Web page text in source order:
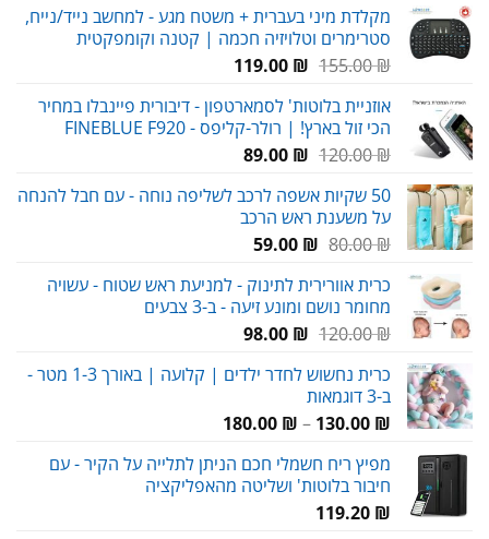
מקלדת מיני בעברית + משטח מגע - למחשב נייד/נייח,
סטרימרים וטלויזיה חכמה | קטנה וקומפקטית
155.00₪
המחיר
היה:
155.00 ₪.
119.00 ₪
המחיר
הוא:
119.00 ₪.
אוזניית בלוטות' לסמארטפון - דיבורית פיינבלו במחיר
הכי זול בארץ! | רולר-קליפס - FINEBLUE F920
120.00₪
המחיר
היה:
120.00 ₪.
89.00 ₪
המחיר
הוא:
89.00 ₪.
50 שקיות אשפה לרכב לשליפה נוחה - עם חבל להנחה
על משענת ראש הרכב
80.00₪
המחיר
היה:
80.00 ₪.
59.00 ₪
המחיר
הוא:
59.00 ₪.
כרית אוורירית לתינוק - למניעת ראש שטוח - עשויה
מחומר נושם ומונע זיעה - ב-3 צבעים
120.00₪
המחיר
היה:
120.00 ₪.
98.00 ₪
המחיר
הוא:
כרית נחשוש לחדר ילדים | קלועה | באורך 1-3 מטר -
ב-3 דוגמאות
130.00 ₪
–
180.00 ₪
עד
מפיץ ריח חשמלי חכם הניתן לתלייה על הקיר - עם
חיבור בלוטות' ושליטה מהאפליקציה
119.20 ₪